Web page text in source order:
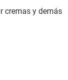
cremas y demás